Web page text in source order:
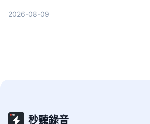
2026-08-09
秒聽錄音